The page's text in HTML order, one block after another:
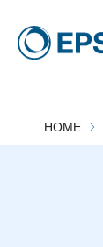
HOME